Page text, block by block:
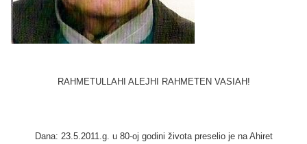
RAHMETULLAHI ALEJHI RAHMETEN VASIAH!
Dana: 23.5.2011.g. u 80-oj godini života preselio je na Ahiret